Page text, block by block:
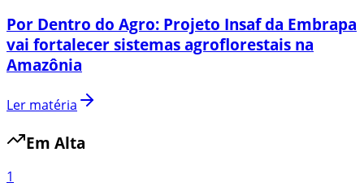
Por Dentro do Agro: Projeto Insaf da Embrapa
vai fortalecer sistemas agroflorestais na
Amazônia
Ler matéria
Em Alta
1